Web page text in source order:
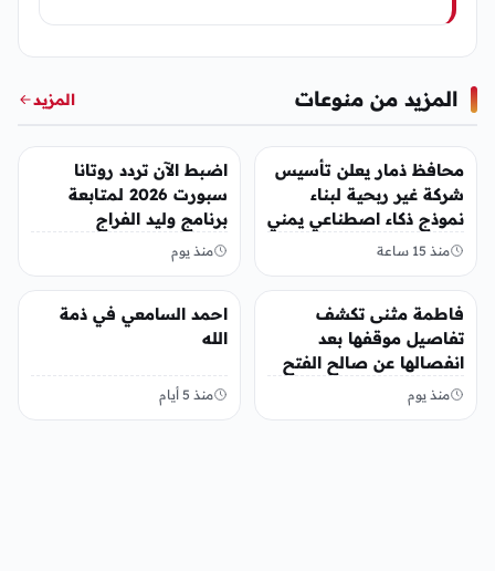
المزيد من منوعات المزيد
منوعات
محافظ ذمار يعلن تأسيس
شركة غير ربحية لبناء
نموذج ذكاء اصطناعي يمني
منذ 15 ساعة
منوعات
اضبط الآن تردد روتانا
سبورت 2026 لمتابعة
برنامج وليد الفراج
منذ يوم
منوعات
فاطمة مثنى تكشف
تفاصيل موقفها بعد
انفصالها عن صالح الفتح
منذ يوم
منوعات
احمد السامعي في ذمة
الله
منذ 5 أيام